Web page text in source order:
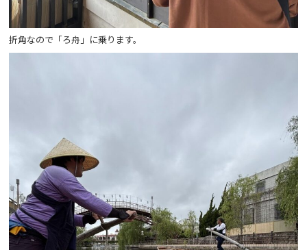
折角なので「ろ舟」に乗ります。